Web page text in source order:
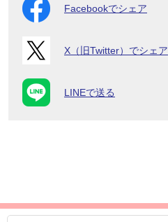
Facebookでシェア
X（旧Twitter）でシェア
LINEで送る